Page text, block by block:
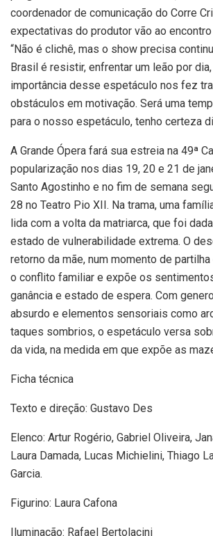
coordenador de comunicação do Corre
expectativas do produtor vão ao
“Não é clichê, mas o show precisa
Brasil é resistir, enfrentar um leão por
importância desse espetáculo nos fez
obstáculos em motivação. Será uma
para o nosso espetáculo, tenho certeza
A Grande Ópera fará sua estreia na 49ª
popularização nos dias 19, 20 e 21 de
Santo Agostinho e no fim de semana
28 no Teatro Pio XII. Na trama, uma
lida com a volta da matriarca, que foi
estado de vulnerabilidade extrema. O
retorno da mãe, num momento de
o conflito familiar e expõe os
ganância e estado de espera. Com
absurdo e elementos sensoriais como
taques sombrios, o espetáculo versa
da vida, na medida em que expõe as
Ficha técnica
Texto e direção: Gustavo Des
Elenco: Artur Rogério, Gabriel Oliveira,
Laura Damada, Lucas Michielini, Thiago
Garcia.
Figurino: Laura Cafona
Iluminação: Rafael Bertolacini